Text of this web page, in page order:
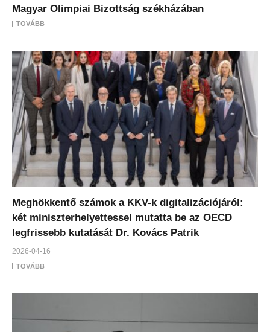
Magyar Olimpiai Bizottság székházában
TOVÁBB
Meghökkentő számok a KKV-k digitalizációjáról:
két miniszterhelyettessel mutatta be az OECD
legfrissebb kutatását Dr. Kovács Patrik
2026-04-16
TOVÁBB